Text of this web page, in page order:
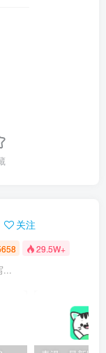
关注
29.5W+
...